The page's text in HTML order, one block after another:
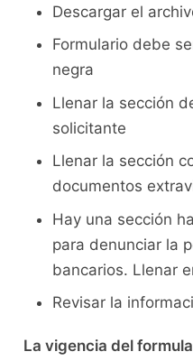
Descargar el
Formulario debe
negra
Llenar la sección
solicitante
Llenar la sección
documentos
Hay una sección
para denunciar la
bancarios. Llenar
Revisar la
La vigencia del